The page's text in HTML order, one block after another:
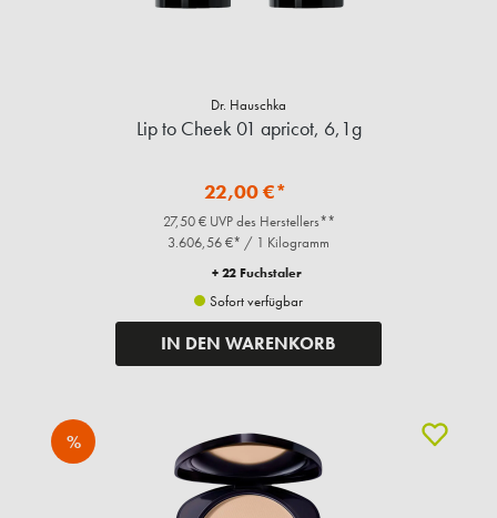
Dr. Hauschka
Lip to Cheek 01 apricot, 6,1g
22,00 €*
27,50 € UVP des Herstellers**
3.606,56 €* / 1 Kilogramm
+ 22 Fuchstaler
Sofort verfügbar
IN DEN WARENKORB
%